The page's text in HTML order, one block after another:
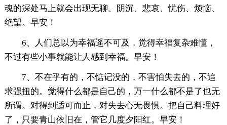
魂的深处马上就会出现无聊、阴沉、悲哀、忧伤、烦恼、
绝望。早安！
6、人们总以为幸福遥不可及，觉得幸福复杂难懂，
不过有些小事就能让人感到幸福。早安！
7、不在乎有的，不惦记没的，不害怕失去的，不追
求强扭的。觉得什么都是自己的，万一什么都不是了也无
所谓。对得到适可而止，对失去心无畏惧。把自己料理好
了，只要青山依旧在，管它几度夕阳红。早安！